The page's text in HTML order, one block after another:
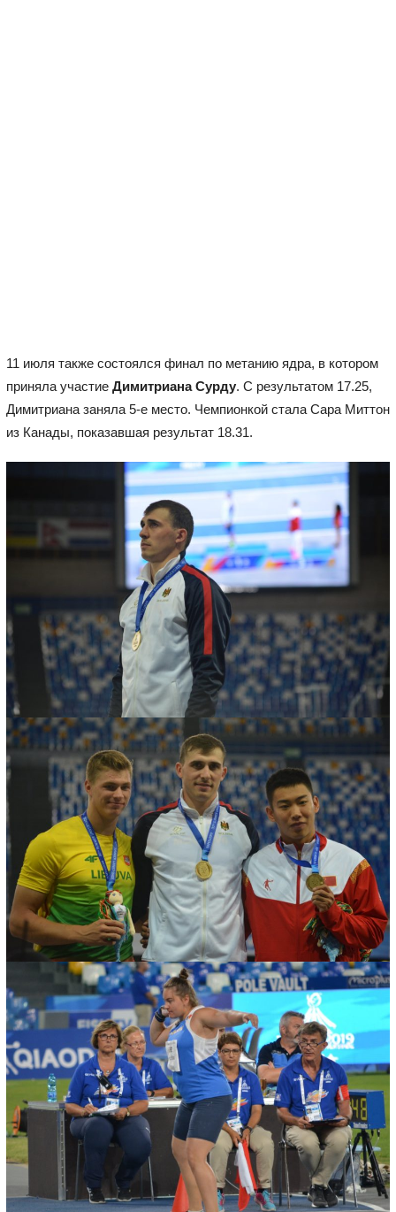
11 июля также состоялся финал по метанию ядра, в котором
приняла участие Димитриана Сурду. С результатом 17.25,
Димитриана заняла 5-е место. Чемпионкой стала Сара Миттон
из Канады, показавшая результат 18.31.